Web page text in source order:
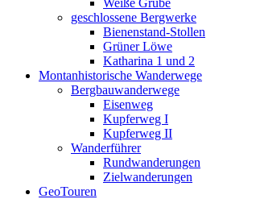
Weiße Grube
geschlossene Bergwerke
Bienenstand-Stollen
Grüner Löwe
Katharina 1 und 2
Montanhistorische Wanderwege
Bergbauwanderwege
Eisenweg
Kupferweg I
Kupferweg II
Wanderführer
Rundwanderungen
Zielwanderungen
GeoTouren